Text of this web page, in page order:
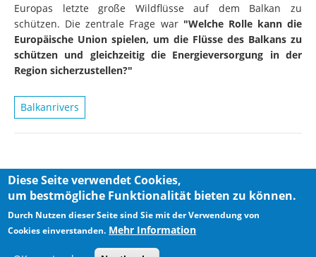
Europas letzte große Wildflüsse auf dem Balkan zu
schützen. Die zentrale Frage war "Welche Rolle kann die
Europäische Union spielen, um die Flüsse des Balkans zu
schützen und gleichzeitig die Energieversorgung in der
Region sicherzustellen?"
Balkanrivers
Diese Seite verwendet Cookies,
um bestmögliche Funktionalität bieten zu können.
Durch Nutzen dieser Seite sind Sie mit der Verwendung von
Cookies einverstanden. Mehr Information